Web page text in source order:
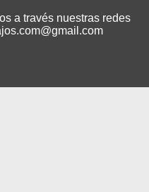
a través nuestras redes